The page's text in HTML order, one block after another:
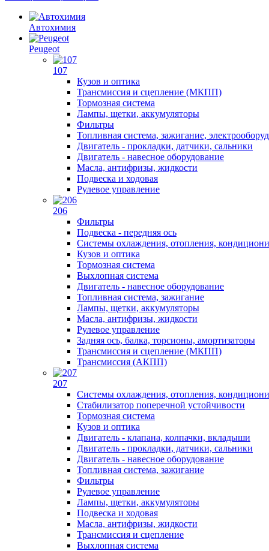
Автохимия
Peugeot
107
Кузов и оптика
Трансмиссия и сцепление (МКПП)
Тормозная система
Лампы, щетки, аккумуляторы
Фильтры
Топливная система, зажигание,
Двигатель - прокладки, датчики, сальники
Двигатель - навесное оборудование
Масла, антифризы, жидкости
Подвеска и ходовая
Рулевое управление
206
Фильтры
Подвеска - передняя ось
Системы охлаждения, отопления,
Кузов и оптика
Тормозная система
Выхлопная система
Двигатель - навесное оборудование
Топливная система, зажигание
Лампы, щетки, аккумуляторы
Масла, антифризы, жидкости
Рулевое управление
Задняя ось, балка, торсионы, амортизаторы
Трансмиссия и сцепление (МКПП)
Трансмиссия (АКПП)
207
Системы охлаждения, отопления,
Стабилизатор поперечной устойчивости
Тормозная система
Кузов и оптика
Двигатель - клапана, колпачки, вкладыши
Двигатель - прокладки, датчики, сальники
Двигатель - навесное оборудование
Топливная система, зажигание
Фильтры
Рулевое управление
Лампы, щетки, аккумуляторы
Подвеска и ходовая
Масла, антифризы, жидкости
Трансмиссия и сцепление
Выхлопная система